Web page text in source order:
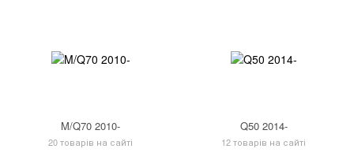
M/Q70 2010-
20 товарів на сайті
Q50 2014-
12 товарів на сайті